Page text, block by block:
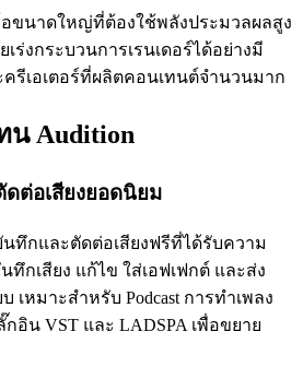
อขนาดใหญ่ที่ต้องใช้พลังประมวลผลสูง
เร่งกระบวนการเรนเดอร์ได้อย่างมี
รีเอเตอร์ที่ผลิตคอนเทนต์จำนวนมาก
น Audition
ต่อเสียงยอดนิยม
นทึกและตัดต่อเสียงฟรีที่ได้รับความ
กเสียง แก้ไข ใส่เอฟเฟกต์ และส่ง
เหมาะสำหรับ Podcast การทำเพลง
อิน VST และ LADSPA เพื่อขยาย